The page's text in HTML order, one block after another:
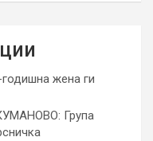
жена ги
Група